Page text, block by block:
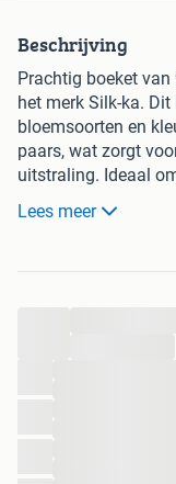
Beschrijving
Prachtig boeket
het merk Silk-ka.
bloemsoorten en
paars, wat zorgt
uitstraling. Ideaal
onderhoud. De
wat bijdraagt aan
Lees meer